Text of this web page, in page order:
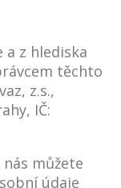
z hlediska
těchto
z.s.,
IČ:
můžete
údaje